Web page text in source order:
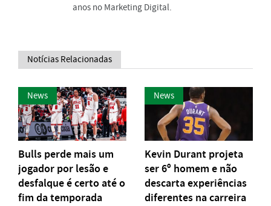
anos no Marketing Digital.
Notícias Relacionadas
News
Bulls perde mais um
jogador por lesão e
desfalque é certo até o
fim da temporada
News
Kevin Durant projeta
ser 6º homem e não
descarta experiências
diferentes na carreira